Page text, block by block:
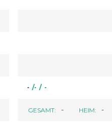
- /- / -
GESAMT: - HEIM: -